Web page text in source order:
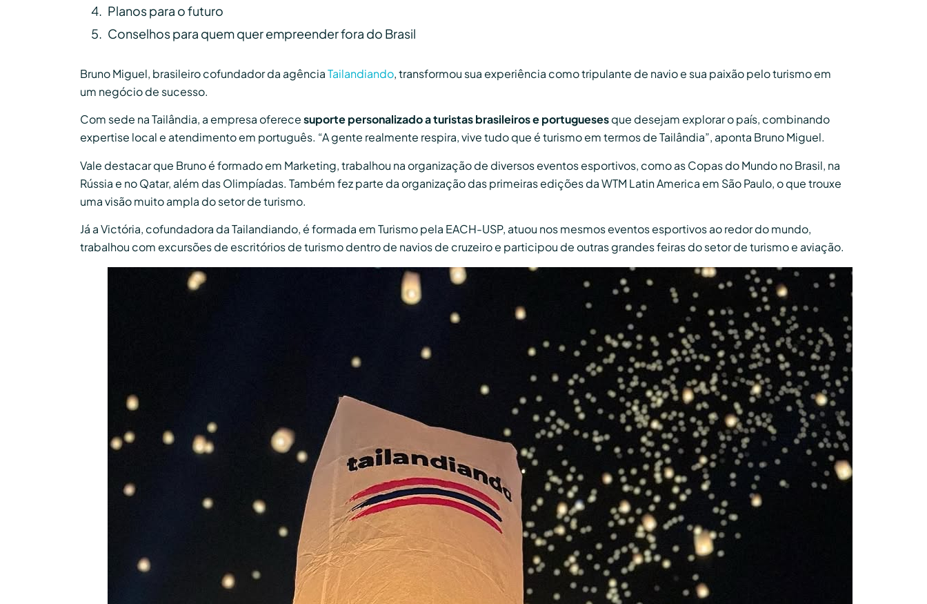
Planos para o futuro
Conselhos para quem quer empreender fora do Brasil
Bruno Miguel, brasileiro cofundador da agênciaTailandiando, transformou sua experiência como tripulante de navio e sua paixão pelo turismo em
um negócio de sucesso.
Com sede na Tailândia, a empresa oferecesuporte personalizado a turistas brasileiros e portuguesesque desejam explorar o país, combinando
expertise local e atendimento em português. “A gente realmente respira, vive tudo que é turismo em termos de Tailândia”, aponta Bruno Miguel.
Vale destacar que Bruno é formado em Marketing, trabalhou na organização de diversos eventos esportivos, como as Copas do Mundo no Brasil, na
Rússia e no Qatar, além das Olimpíadas. Também fez parte da organização das primeiras edições da WTM Latin America em São Paulo, o que trouxe
uma visão muito ampla do setor de turismo.
Já a Victória, cofundadora da Tailandiando, é formada em Turismo pela EACH-USP, atuou nos mesmos eventos esportivos ao redor do mundo,
trabalhou com excursões de escritórios de turismo dentro de navios de cruzeiro e participou de outras grandes feiras do setor de turismo e aviação.